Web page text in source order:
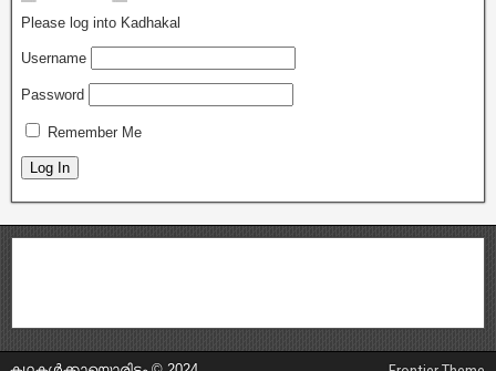
Please log into Kadhakal
Username
Password
Remember Me